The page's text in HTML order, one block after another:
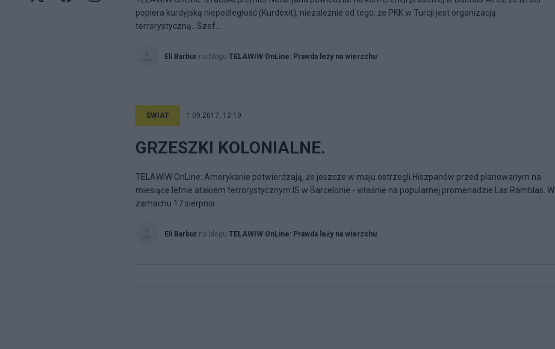
popiera kurdyjską niepodległość (Kurdexit), niezależnie od tego, że PKK w Turcji jest organizacją
terrorystyczną...Szef...
Eli Barbur na blogu TELAWIW OnLine: Prawda leży na wierzchu
ŚWIAT 1.09.2017, 12:19
GRZESZKI KOLONIALNE.
TELAWIW OnLine: Amerykanie potwierdzają, że jeszcze w maju ostrzegli Hiszpanów przed planowanym na
miesiące letnie atakiem terrorystycznym IS w Barcelonie - właśnie na popularnej promenadzie Las Ramblas. W
zamachu 17 sierpnia...
Eli Barbur na blogu TELAWIW OnLine: Prawda leży na wierzchu